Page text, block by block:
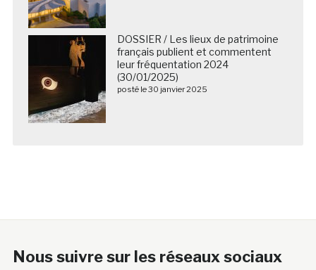
DOSSIER / Les lieux de patrimoine
français publient et commentent
leur fréquentation 2024
(30/01/2025)
posté le 30 janvier 2025
Nous suivre sur les réseaux sociaux